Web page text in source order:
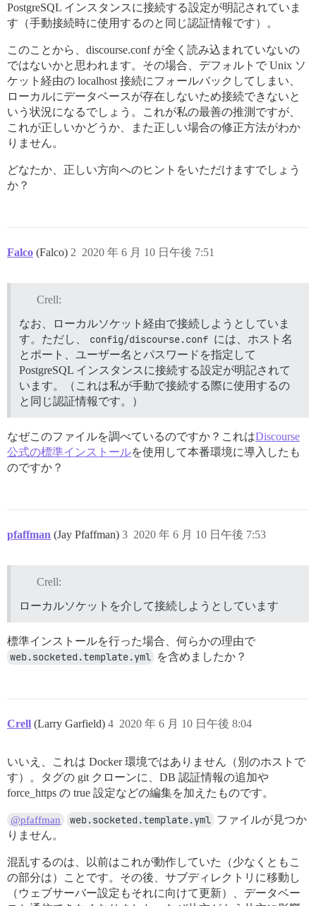
PostgreSQL インスタンスに接続する設定が明記されていま
す（手動接続時に使用するのと同じ認証情報です）。
このことから、discourse.conf が全く読み込まれていないの
ではないかと思われます。その場合、デフォルトで Unix ソ
ケット経由の localhost 接続にフォールバックしてしまい、
ローカルにデータベースが存在しないため接続できないと
いう状況になるでしょう。これが私の最善の推測ですが、
これが正しいかどうか、また正しい場合の修正方法がわか
りません。
どなたか、正しい方向へのヒントをいただけますでしょう
か？
Falco (Falco) 2020 年 6 月 10 日午後 7:51
2
Crell:
なお、ローカルソケット経由で接続しようとしていま
す。ただし、
config/discourse.conf には、ホスト名
とポート、ユーザー名とパスワードを指定して
PostgreSQL インスタンスに接続する設定が明記されて
います。（これは私が手動で接続する際に使用するの
と同じ認証情報です。）
なぜこのファイルを調べているのですか？これはDiscourse
公式の標準インストールを使用して本番環境に導入したも
のですか？
pfaffman (Jay Pfaffman) 2020 年 6 月 10 日午後 7:53
3
Crell:
ローカルソケットを介して接続しようとしています
標準インストールを行った場合、何らかの理由で
web.socketed.template.yml を含めましたか？
Crell (Larry Garfield) 2020 年 6 月 10 日午後 8:04
4
いいえ、これは Docker 環境ではありません（別のホストで
す）。タグの git クローンに、DB 認証情報の追加や
force_https の true 設定などの編集を加えたものです。
@pfaffman web.socketed.template.yml ファイルが見つか
りません。
混乱するのは、以前はこれが動作していた（少なくともこ
の部分は）ことです。その後、サブディレクトリに移動し
（ウェブサーバー設定もそれに向けて更新）、データベー